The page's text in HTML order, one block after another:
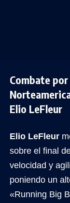
Combate
Elio LeFleur
Elio LeFleur
sobre el final
velocidad y
poniendo un
«Running Big